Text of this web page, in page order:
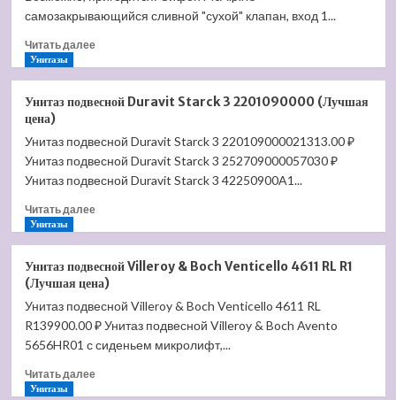
Subway
11
(Лучшая
цена)
самозакрывающийся сливной "сухой" клапан, вход 1...
Читать далееПрочитать
бачок
&
Boch
Subway
11
(Лучшая
цена)
Унитазы
Унитаз подвесной Duravit Starck 3 2201090000 (Лучшая
цена)
Унитаз подвесной Duravit Starck 3 220109000021313.00 ₽
Унитаз подвесной Duravit Starck 3 252709000057030 ₽
Унитаз подвесной Duravit Starck 3 42250900A1...
Читать далееПрочитать
подвесной
Duravit
Starck
3
2201090000
цена)
Унитазы
Унитаз подвесной Villeroy & Boch Venticello 4611 RL R1
(Лучшая цена)
Унитаз подвесной Villeroy & Boch Venticello 4611 RL
R139900.00 ₽ Унитаз подвесной Villeroy & Boch Avento
5656HR01 с сиденьем микролифт,...
Читать далееПрочитать
Унитазы